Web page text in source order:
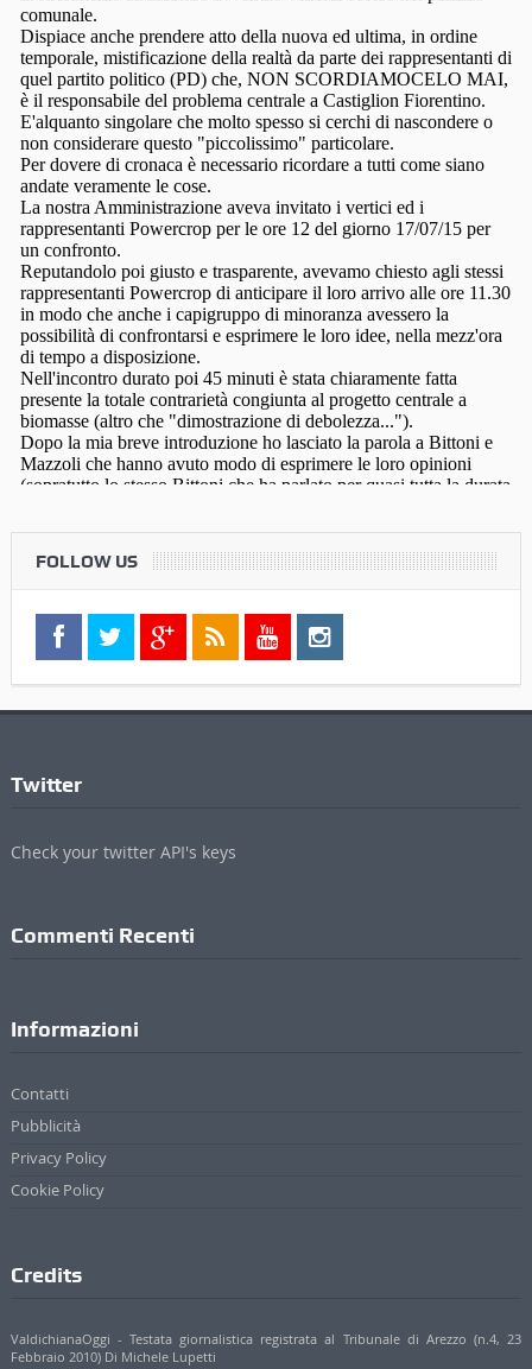
FOLLOW US
Twitter
Check your twitter API's keys
Commenti Recenti
Informazioni
Contatti
Pubblicità
Privacy Policy
Cookie Policy
Credits
ValdichianaOggi - Testata giornalistica registrata al Tribunale di Arezzo (n.4, 23
Febbraio 2010) Di Michele Lupetti